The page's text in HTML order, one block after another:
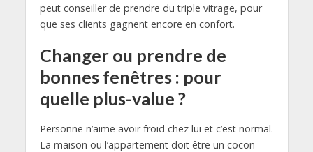
peut conseiller de prendre du triple vitrage, pour
que ses clients gagnent encore en confort.
Changer ou prendre de
bonnes fenêtres : pour
quelle plus-value ?
Personne n’aime avoir froid chez lui et c’est normal.
La maison ou l’appartement doit être un cocon